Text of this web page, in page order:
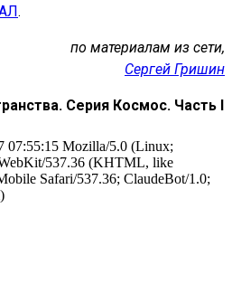
.
по материалам из сети,
Сергей Гришин
Серия Космос. Часть I